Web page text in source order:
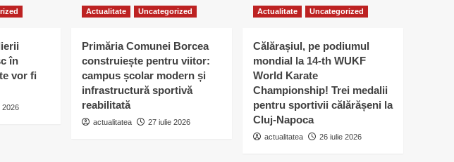
în
vor fi
2026
Actualitate Uncategorized
Primăria Comunei Borcea
construiește pentru viitor:
campus școlar modern și
infrastructură sportivă
reabilitată
actualitatea 27 iulie 2026
Actualitate Uncategorized
Călărașiul, pe podiumul
mondial la 14-th WUKF
World Karate
Championship! Trei medalii
pentru sportivii călărășeni la
Cluj-Napoca
actualitatea 26 iulie 2026